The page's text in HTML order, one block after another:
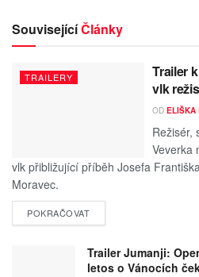
SouvisejícíČlánky
TRAILERY
Trailer
vlk
OD ELIŠKA
Režisér,
Veverka
vlk přibližující příběh Josefa
Moravec.
POKRAČOVAT
Trailer Jumanji:
letos o Vánocích